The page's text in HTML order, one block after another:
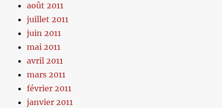
août 2011
juillet 2011
juin 2011
mai 2011
avril 2011
mars 2011
février 2011
janvier 2011